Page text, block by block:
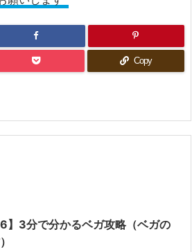
Copy
6】3分で分かるベガ攻略（ベガの